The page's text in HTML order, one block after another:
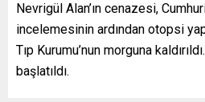
Nevrigül Alan’ın cenazesi,
incelemesinin ardından otopsi
Tıp Kurumu’nun morguna
başlatıldı.